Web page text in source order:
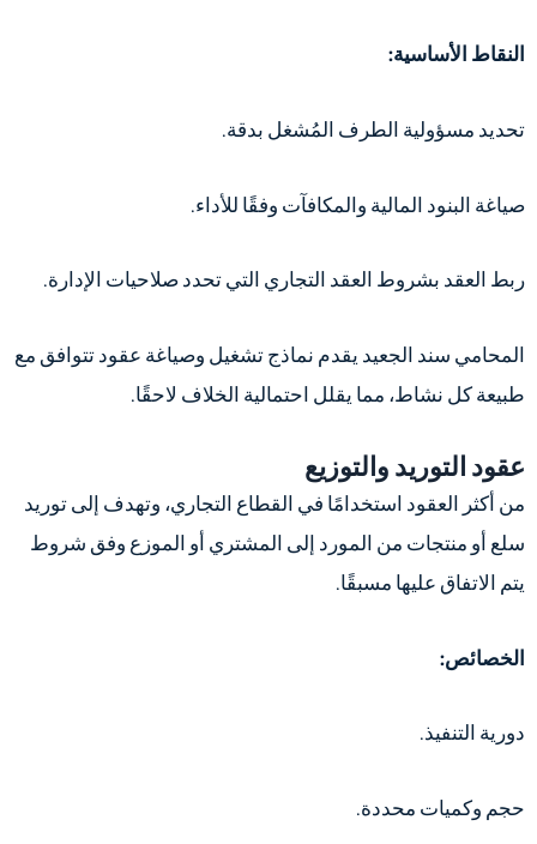
النقاط الأساسية:
تحديد مسؤولية الطرف المُشغل بدقة.
صياغة البنود المالية والمكافآت وفقًا للأداء.
ربط العقد بشروط العقد التجاري التي تحدد صلاحيات الإدارة.
المحامي سند الجعيد يقدم نماذج تشغيل وصياغة عقود تتوافق مع
طبيعة كل نشاط، مما يقلل احتمالية الخلاف لاحقًا.
عقود التوريد والتوزيع
من أكثر العقود استخدامًا في القطاع التجاري، وتهدف إلى توريد
سلع أو منتجات من المورد إلى المشتري أو الموزع وفق شروط
يتم الاتفاق عليها مسبقًا.
الخصائص:
دورية التنفيذ.
حجم وكميات محددة.